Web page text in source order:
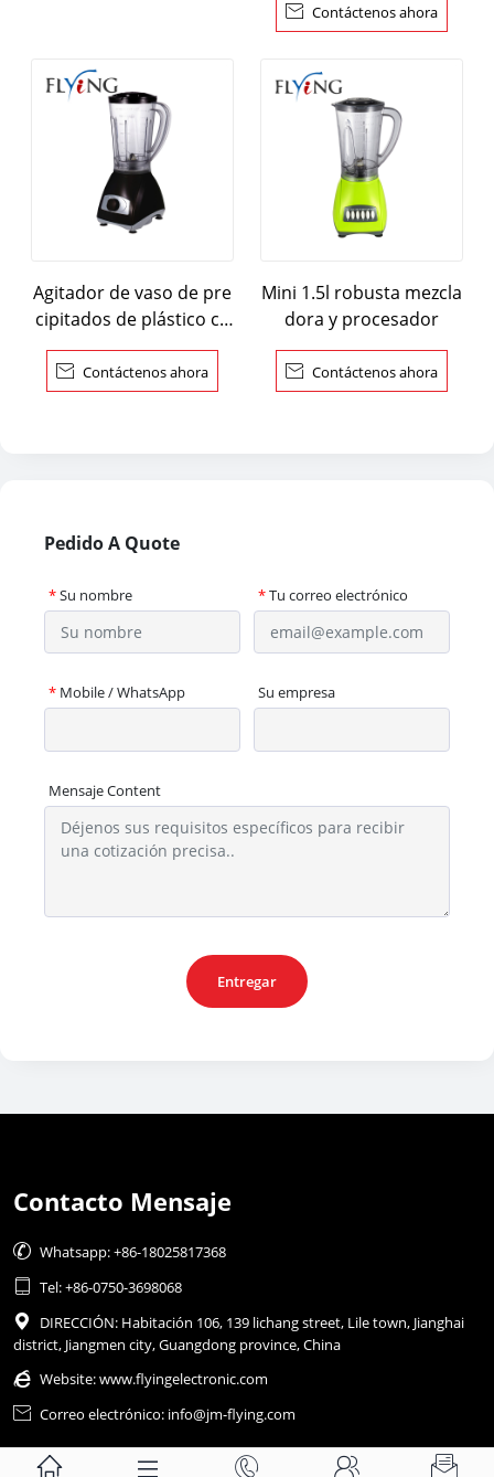
 Contáctenos ahora
Agitador de vaso de pre
cipitados de plástico co
n trituradora de proces
ador
 Contáctenos ahora
Mini 1.5l robusta mezcla
dora y procesador
 Contáctenos ahora
Pedido A Quote
*Su nombre *Tu correo electrónico
* Mobile / WhatsApp Su empresa
Mensaje Content
Entregar
Contacto Mensaje
 Whatsapp: +86-18025817368
 Tel: +86-0750-3698068

DIRECCIÓN: Habitación 106, 139 lichang street, Lile town, Jianghai
district, Jiangmen city, Guangdong province, China
 Website:www.flyingelectronic.com
 Correo electrónico: info@jm-flying.com
    